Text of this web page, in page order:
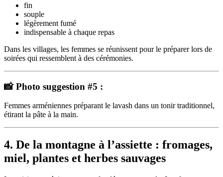
fin
souple
légèrement fumé
indispensable à chaque repas
Dans les villages, les femmes se réunissent pour le préparer lors de
soirées qui ressemblent à des cérémonies.
📸 Photo suggestion #5 :
Femmes arméniennes préparant le lavash dans un tonir traditionnel,
étirant la pâte à la main.
4. De la montagne à l’assiette : fromages,
miel, plantes et herbes sauvages